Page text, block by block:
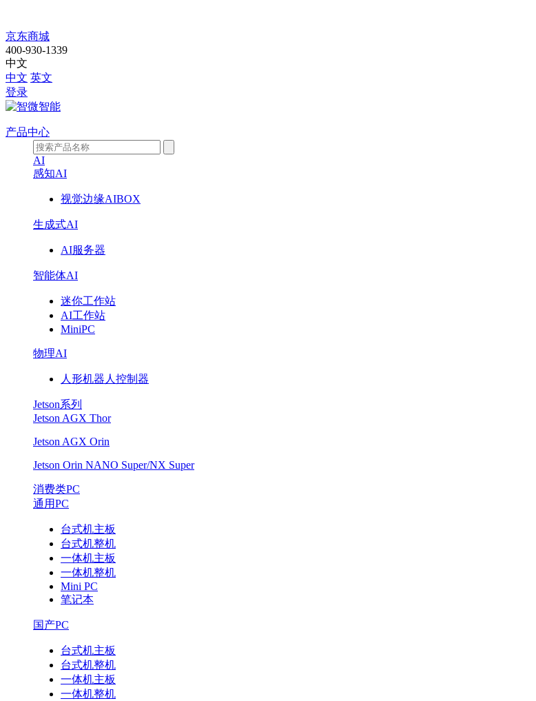
产
品
中
心
京东商城
400-930-1339
中文
中文 英文
登录
产品中心
AI
感知AI
视觉边缘AIBOX
生成式AI
AI服务器
智能体AI
迷你工作站
AI工作站
MiniPC
物理AI
人形机器人控制器
Jetson系列
Jetson AGX Thor
Jetson AGX Orin
Jetson Orin NANO Super/NX Super
消费类PC
通用PC
台式机主板
台式机整机
一体机主板
一体机整机
Mini PC
笔记本
国产PC
台式机主板
台式机整机
一体机主板
一体机整机